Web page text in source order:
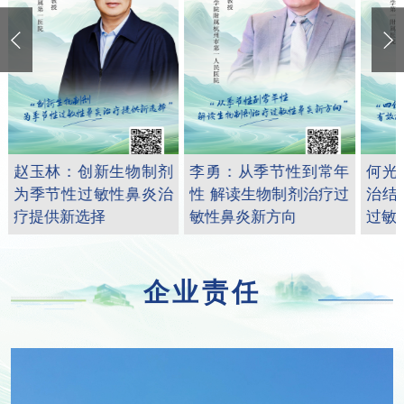
赵玉林：创新生物制剂
为季节性过敏性鼻炎治
疗提供新选择
李勇：从季节性到常年
性 解读生物制剂治疗过
敏性鼻炎新方向
何光
治结
过敏
企业责任